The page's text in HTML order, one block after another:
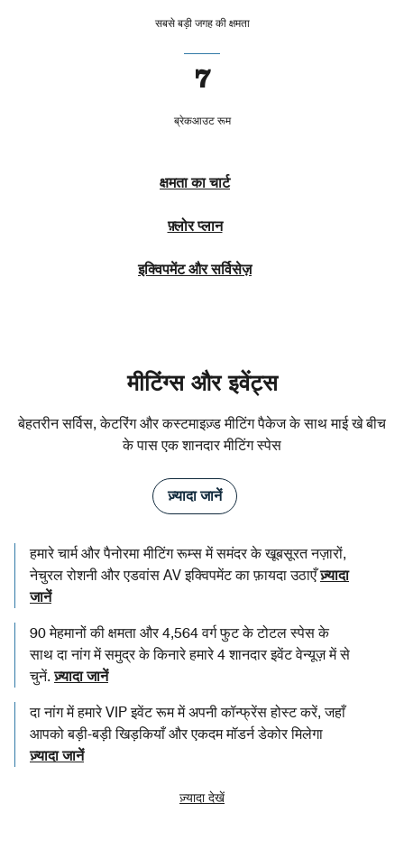
सबसे बड़ी जगह की क्षमता
7
ब्रेकआउट रूम
क्षमता का चार्ट
फ़्लोर प्लान
इक्विपमेंट और सर्विसेज़
मीटिंग्स और इवेंट्स
बेहतरीन सर्विस, केटरिंग और कस्टमाइज़्ड मीटिंग पैकेज के साथ माई खे बीच
के पास एक शानदार मीटिंग स्पेस
ज़्यादा जानें
हमारे चार्म और पैनोरमा मीटिंग रूम्स में समंदर के खूबसूरत नज़ारों,
नेचुरल रोशनी और एडवांस AV इक्विपमेंट का फ़ायदा उठाएँ ज़्यादा
जानें
90 मेहमानों की क्षमता और 4,564 वर्ग फुट के टोटल स्पेस के
साथ दा नांग में समुद्र के किनारे हमारे 4 शानदार इवेंट वेन्यूज़ में से
चुनें. ज़्यादा जानें
दा नांग में हमारे VIP इवेंट रूम में अपनी कॉन्फ्रेंस होस्ट करें, जहाँ
आपको बड़ी-बड़ी खिड़कियाँ और एकदम मॉडर्न डेकोर मिलेगा
ज़्यादा जानें
ज़्यादा देखें